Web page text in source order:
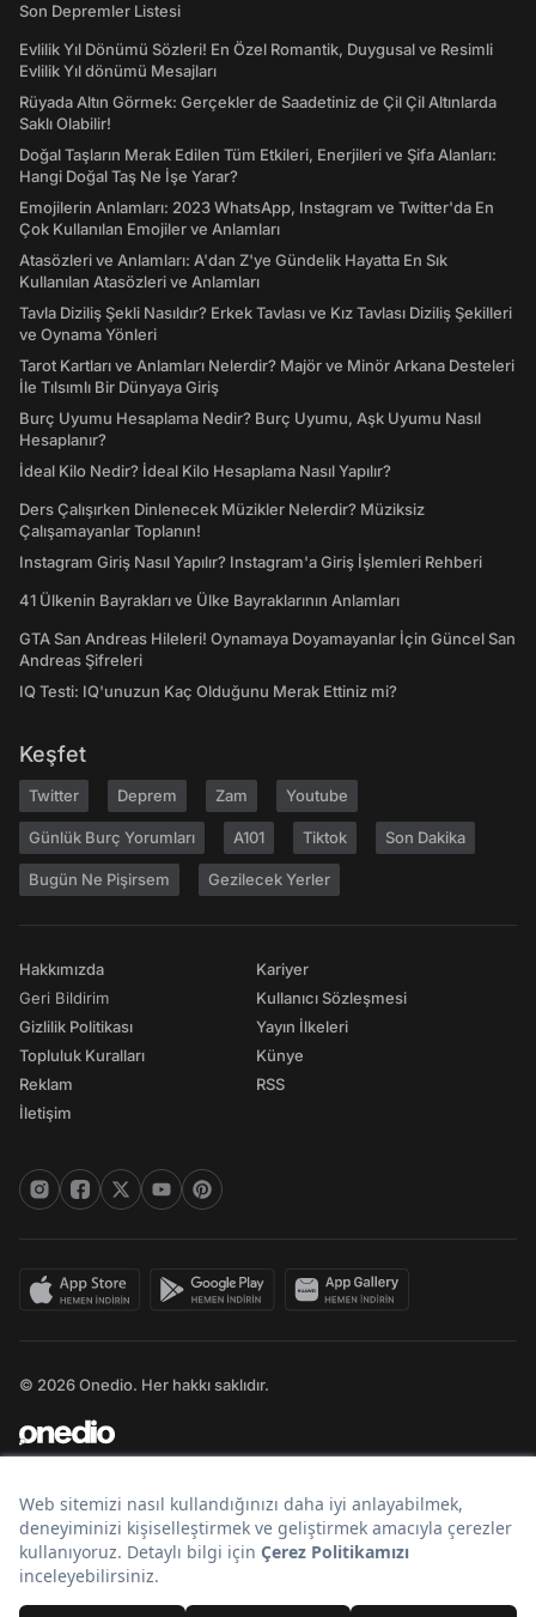
Son Depremler Listesi
Evlilik Yıl Dönümü Sözleri! En Özel Romantik, Duygusal ve Resimli
Evlilik Yıl dönümü Mesajları
Rüyada Altın Görmek: Gerçekler de Saadetiniz de Çil Çil Altınlarda
Saklı Olabilir!
Doğal Taşların Merak Edilen Tüm Etkileri, Enerjileri ve Şifa Alanları:
Hangi Doğal Taş Ne İşe Yarar?
Emojilerin Anlamları: 2023 WhatsApp, Instagram ve Twitter'da En
Çok Kullanılan Emojiler ve Anlamları
Atasözleri ve Anlamları: A'dan Z'ye Gündelik Hayatta En Sık
Kullanılan Atasözleri ve Anlamları
Tavla Diziliş Şekli Nasıldır? Erkek Tavlası ve Kız Tavlası Diziliş Şekilleri
ve Oynama Yönleri
Tarot Kartları ve Anlamları Nelerdir? Majör ve Minör Arkana Desteleri
İle Tılsımlı Bir Dünyaya Giriş
Burç Uyumu Hesaplama Nedir? Burç Uyumu, Aşk Uyumu Nasıl
Hesaplanır?
İdeal Kilo Nedir? İdeal Kilo Hesaplama Nasıl Yapılır?
Ders Çalışırken Dinlenecek Müzikler Nelerdir? Müziksiz
Çalışamayanlar Toplanın!
Instagram Giriş Nasıl Yapılır? Instagram'a Giriş İşlemleri Rehberi
41 Ülkenin Bayrakları ve Ülke Bayraklarının Anlamları
GTA San Andreas Hileleri! Oynamaya Doyamayanlar İçin Güncel San
Andreas Şifreleri
IQ Testi: IQ'unuzun Kaç Olduğunu Merak Ettiniz mi?
Keşfet
Twitter Deprem Zam Youtube
Günlük Burç Yorumları A101 Tiktok Son Dakika
Bugün Ne Pişirsem Gezilecek Yerler
Hakkımızda
Geri Bildirim
Gizlilik Politikası
Topluluk Kuralları
Reklam
İletişim
Kariyer
Kullanıcı Sözleşmesi
Yayın İlkeleri
Künye
RSS
© 2026 Onedio. Her hakkı saklıdır.
Bir markasıdır.